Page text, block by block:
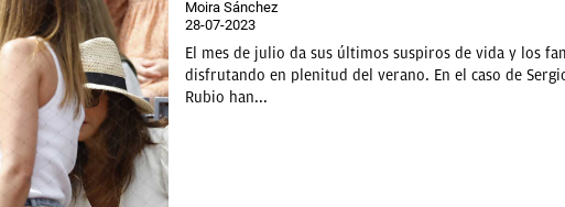
Moira Sánchez
28-07-2023
El mes de julio da sus últimos suspiros de vida y los
disfrutando en plenitud del verano. En el caso de
Rubio han...